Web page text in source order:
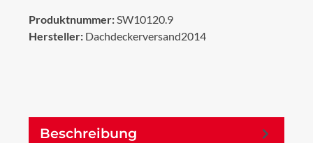
Produktnummer:SW10120.9
Hersteller: Dachdeckerversand2014
Beschreibung